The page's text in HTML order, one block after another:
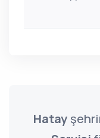
Hatay